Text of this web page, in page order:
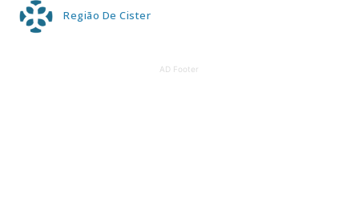
Região De Cister
AD Footer